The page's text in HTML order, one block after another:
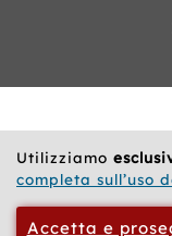
Utilizziamo
completa sull’uso
Accetta e
web
correlati